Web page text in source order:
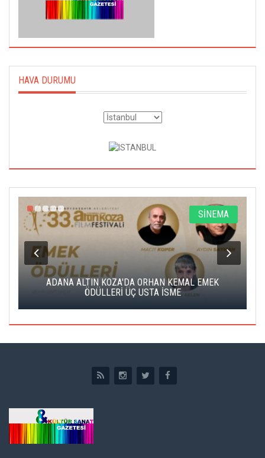
HAVA DURUMU
SİNEMA
ADANA ALTIN KOZA'DA ORHAN KEMAL EMEK
ÖDÜLLERİ ÜÇ USTA İSME